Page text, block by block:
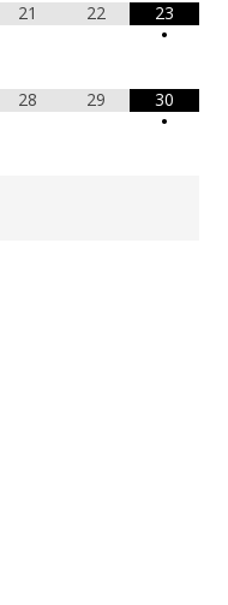
21 22
23
•
28 29
30
•